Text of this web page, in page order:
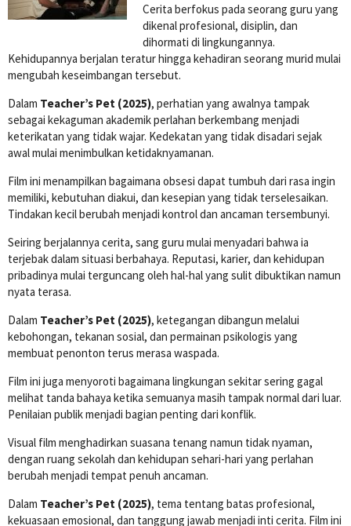
Cerita berfokus pada seorang guru yang
dikenal profesional, disiplin, dan
dihormati di lingkungannya.
Kehidupannya berjalan teratur hingga kehadiran seorang murid mulai
mengubah keseimbangan tersebut.
Dalam Teacher’s Pet (2025), perhatian yang awalnya tampak
sebagai kekaguman akademik perlahan berkembang menjadi
keterikatan yang tidak wajar. Kedekatan yang tidak disadari sejak
awal mulai menimbulkan ketidaknyamanan.
Film ini menampilkan bagaimana obsesi dapat tumbuh dari rasa ingin
memiliki, kebutuhan diakui, dan kesepian yang tidak terselesaikan.
Tindakan kecil berubah menjadi kontrol dan ancaman tersembunyi.
Seiring berjalannya cerita, sang guru mulai menyadari bahwa ia
terjebak dalam situasi berbahaya. Reputasi, karier, dan kehidupan
pribadinya mulai terguncang oleh hal-hal yang sulit dibuktikan namun
nyata terasa.
Dalam Teacher’s Pet (2025), ketegangan dibangun melalui
kebohongan, tekanan sosial, dan permainan psikologis yang
membuat penonton terus merasa waspada.
Film ini juga menyoroti bagaimana lingkungan sekitar sering gagal
melihat tanda bahaya ketika semuanya masih tampak normal dari luar.
Penilaian publik menjadi bagian penting dari konflik.
Visual film menghadirkan suasana tenang namun tidak nyaman,
dengan ruang sekolah dan kehidupan sehari-hari yang perlahan
berubah menjadi tempat penuh ancaman.
Dalam Teacher’s Pet (2025), tema tentang batas profesional,
kekuasaan emosional, dan tanggung jawab menjadi inti cerita. Film ini